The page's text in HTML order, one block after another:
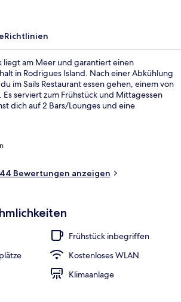
Richtlinien
liegt am Meer und garantiert einen
in Rodrigues Island. Nach einer Abkühlung
im Sails Restaurant essen gehen, einem von
Es serviert zum Frühstück und Mittagessen
dich auf 2 Bars/Lounges und eine
Bewertungen anzeigen
Frühstück inbegriffen
Kostenloses WLAN
Klimaanlage